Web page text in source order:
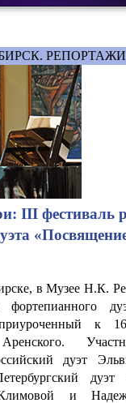
III фестиваль
в Музее Н.К.
фортепианного
к
дуэт
дуэт
и